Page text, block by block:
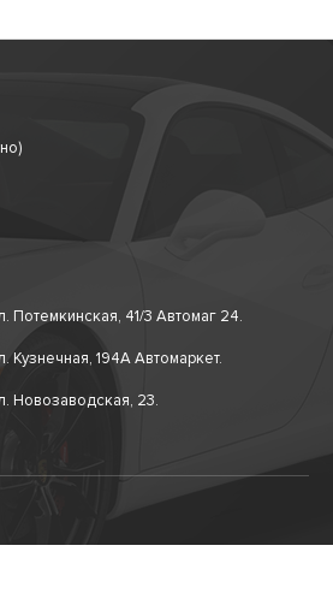
Потемкинская, 41/3 Автомаг 24.
Кузнечная, 194А Автомаркет.
Новозаводская, 23.